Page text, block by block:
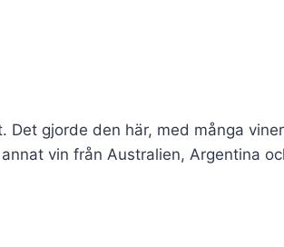
gjorde den här, med många
vin från Australien, Argentina